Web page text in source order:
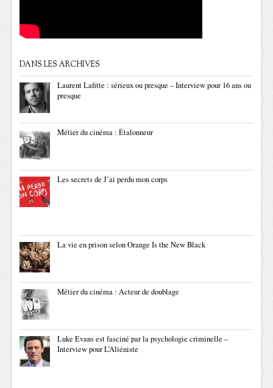
DANS LES ARCHIVES
Laurent Lafitte : sérieux ou presque – Interview pour 16 ans ou
presque
Métier du cinéma : Étalonneur
Les secrets de J’ai perdu mon corps
La vie en prison selon Orange Is the New Black
Métier du cinéma : Acteur de doublage
Luke Evans est fasciné par la psychologie criminelle –
Interview pour L’Aliéniste